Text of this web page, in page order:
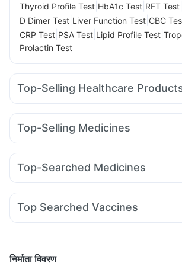
Thyroid Profile Test HbA1c Test RFT Test
D Dimer Test Liver Function Test CBC
CRP Test PSA Test Lipid Profile Test
Prolactin Test
Top-Selling Healthcare
Cystone Tablet Himalaya Confido Tablets
Shelcal 500mg
I Pill Contraceptive Pill
Depura Vitamin D3 Buscogast 10mg
Himalaya Himcolin Gel
Supradyn Daily Multivitamin Dulcoflex 5mg
Top-Selling Medicines
Nurokind LC Mounjaro 2.5mg Amoxyclav
Cilacar 10 Mounjaro 5mg Rybelsus 7mg
Wegovy 0.25mg
Montek LC
Top-Searched Medicines
Becosules Allegra 120mg Omee 20mg
Sinarest Dolo 650 Udiliv 300mg
Top Searched Vaccines
Pneumovax 23 Vaccine Prevenar 13
Fluarix Tetra Vaccine
निर्माता विवरण